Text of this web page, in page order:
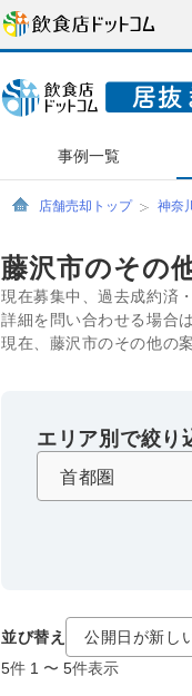
事例一覧
店舗売却トップ 神奈
藤沢市のその
現在募集中、過去成約済
詳細を問い合わせる場合
現在、藤沢市のその他の
エリア別で絞り
並び替え
5件 1 〜 5件表示